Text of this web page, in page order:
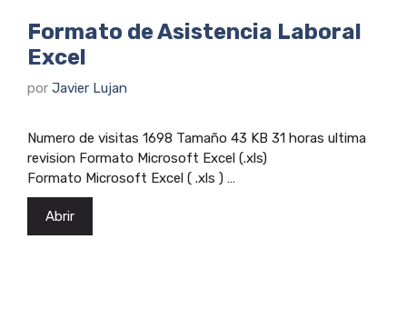
Formato de Asistencia Laboral
Excel
por Javier Lujan
Numero de visitas 1698 Tamaño 43 KB 31 horas ultima
revision Formato Microsoft Excel (.xls)
Formato Microsoft Excel ( .xls ) …
Abrir